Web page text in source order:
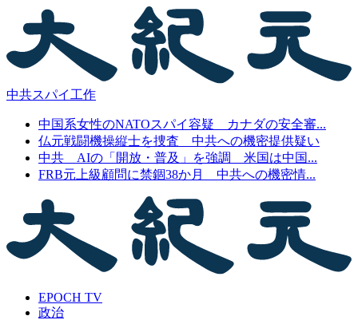
中共スパイ工作
中国系女性のNATOスパイ容疑 カナダの安全審...
仏元戦闘機操縦士を捜査 中共への機密提供疑い
中共 AIの「開放・普及」を強調 米国は中国...
FRB元上級顧問に禁錮38か月 中共への機密情...
EPOCH TV
政治